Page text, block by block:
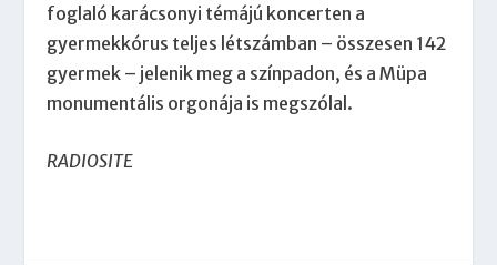
foglaló karácsonyi témájú koncerten a
gyermekkórus teljes létszámban – összesen 142
gyermek – jelenik meg a színpadon, és a Müpa
monumentális orgonája is megszólal.
RADIOSITE